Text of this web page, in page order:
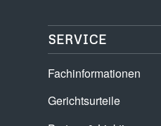
SERVICE
Fachinformationen
Gerichtsurteile